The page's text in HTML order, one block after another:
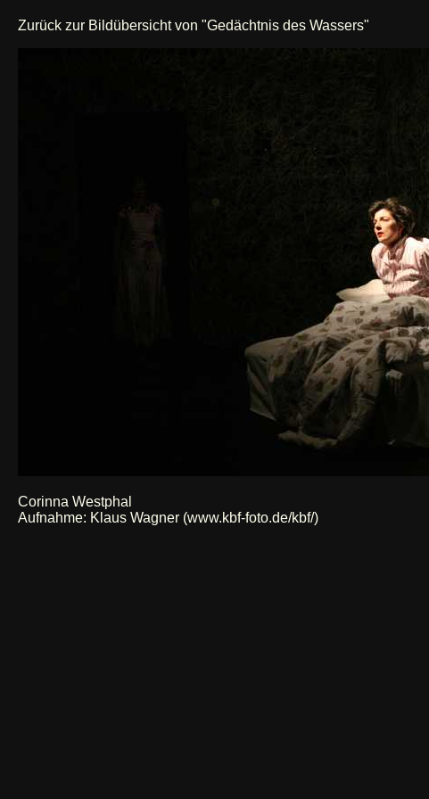
Zurück zur Bildübersicht von "Gedächtnis des Wassers"
Corinna Westphal
Aufnahme: Klaus Wagner (www.kbf-foto.de/kbf/)